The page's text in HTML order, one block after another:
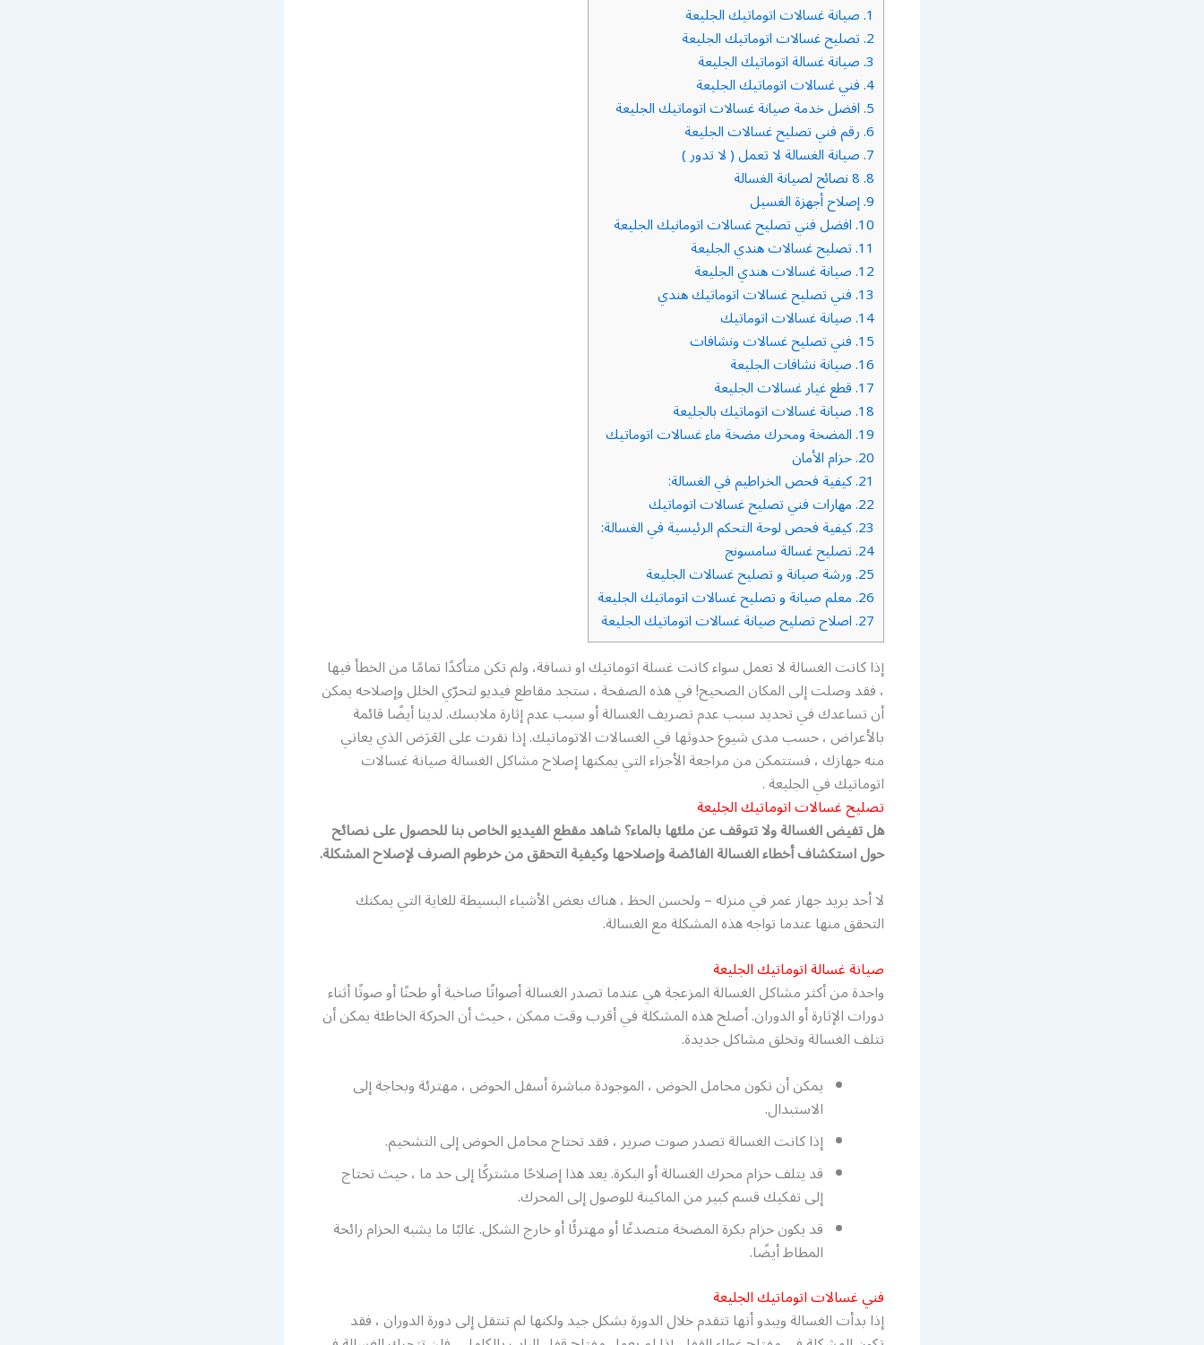
1. صيانة غسالات اتوماتيك الجليعة
2. تصليح غسالات اتوماتيك الجليعة
3. صيانة غسالة اتوماتيك الجليعة
4. فني غسالات اتوماتيك الجليعة
5. افضل خدمة صيانة غسالات اتوماتيك الجليعة
6. رقم فني تصليح غسالات الجليعة
7. صيانة الغسالة لا تعمل ( لا تدور )
8.
9. إصلاح أجهزة الغسيل
10. افضل فني تصليح غسالات اتومانيك الجليعة
11. تصليح غسالات هندي الجليعة
12. صيانة غسالات هندي الجليعة
13. فني تصليح غسالات اتوماتيك هندي
14. صيانة غسالات اتوماتيك
15. فني تصليح غسالات ونشافات
16. صيانة نشافات الجليعة
17. قطع غيار غسالات الجليعة
18. صيانة غسالات اتوماتيك بالجليعة
19. المضخة ومحرك مضخة ماء غسالات اتوماتيك
20. حزام الأمان
21. كيفية فحص الخراطيم في الغسالة:
22. مهارات فني تصليح غسالات اتوماتيك
23. كيفية فحص لوحة التحكم الرئيسية في الغسالة:
24. تصليح غسالة سامسونج
25. ورشة صيانة و تصليح غسالات الجليعة
26. معلم صيانة و تصليح غسالات اتوماتيك الجليعة
27. اصلاح تصليح صيانة غسالات اتوماتيك الجليعة
إذا كانت الغسالة لا تعمل سواء كانت غسلة اتوماتيك او نسافة، ولم تكن متأكدًا تمامًا من الخطأ فيها
، فقد وصلت إلى المكان الصحيح! في هذه الصفحة ، ستجد مقاطع فيديو لتحرّي الخلل وإصلاحه يمكن
أن تساعدك في تحديد سبب عدم تصريف الغسالة أو سبب عدم إثارة ملابسك. لدينا أيضًا قائمة
بالأعراض ، حسب مدى شيوع حدوثها في الغسالات الاتوماتيك. إذا نقرت على العَرَض الذي يعاني
منه جهازك ، فستتمكن من مراجعة الأجزاء التي يمكنها إصلاح مشاكل الغسالة صيانة غسالات
اتوماتيك في الجليعة .
تصليح غسالات اتوماتيك الجليعة
هل تفيض الغسالة ولا تتوقف عن ملئها بالماء؟ شاهد مقطع الفيديو الخاص بنا للحصول على نصائح
حول استكشاف أخطاء الغسالة الفائضة وإصلاحها وكيفية التحقق من خرطوم الصرف لإصلاح المشكلة.
لا أحد يريد جهاز غمر في منزله – ولحسن الحظ ، هناك بعض الأشياء البسيطة للغاية التي يمكنك
التحقق منها عندما تواجه هذه المشكلة مع الغسالة.
صيانة غسالة اتوماتيك الجليعة
واحدة من أكثر مشاكل الغسالة المزعجة هي عندما تصدر الغسالة أصواتًا صاخبة أو طحنًا أو صوتًا أثناء
دورات الإثارة أو الدوران. أصلح هذه المشكلة في أقرب وقت ممكن ، حيث أن الحركة الخاطئة يمكن أن
تتلف الغسالة وتخلق مشاكل جديدة.
يمكن أن تكون محامل الحوض ، الموجودة مباشرة أسفل الحوض ، مهترئة وبحاجة إلى
الاستبدال.
إذا كانت الغسالة تصدر صوت صرير ، فقد تحتاج محامل الحوض إلى التشحيم.
قد يتلف حزام محرك الغسالة أو البكرة. يعد هذا إصلاحًا مشتركًا إلى حد ما ، حيث تحتاج
إلى تفكيك قسم كبير من الماكينة للوصول إلى المحرك.
قد يكون حزام بكرة المضخة متصدعًا أو مهترئًا أو خارج الشكل. غالبًا ما يشبه الحزام رائحة
المطاط أيضًا.
فني غسالات اتوماتيك الجليعة
إذا بدأت الغسالة ويبدو أنها تتقدم خلال الدورة بشكل جيد ولكنها لم تنتقل إلى دورة الدوران ، فقد